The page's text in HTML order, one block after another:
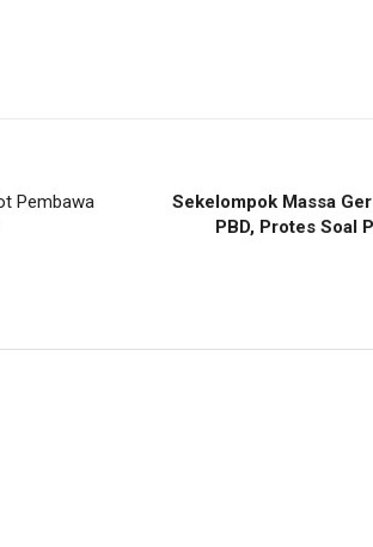
Pembawa
Sekelompok Massa
PBD, Protes Soal